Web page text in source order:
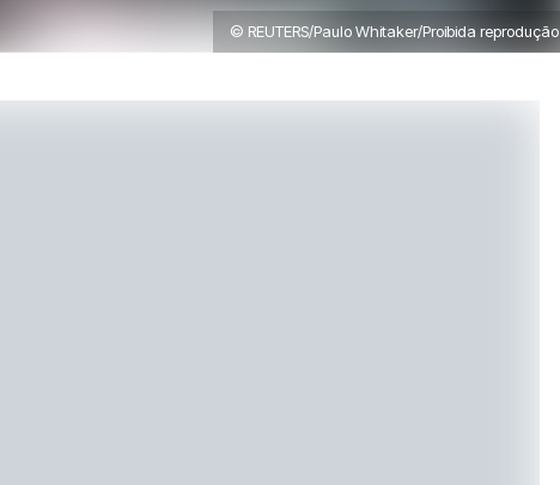
© REUTERS/Paulo Whitaker/Proibida reprodução